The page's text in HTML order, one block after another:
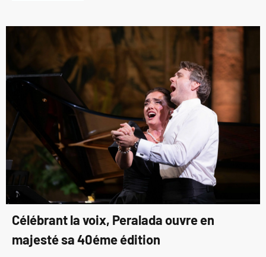
Célébrant la voix, Peralada ouvre en
majesté sa 40éme édition